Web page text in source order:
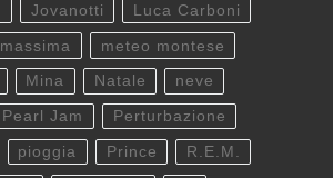
Jovanotti Luca Carboni
massima meteo montese
Mina Natale neve
Pearl Jam Perturbazione
pioggia Prince R.E.M.